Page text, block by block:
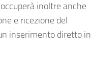
inoltre anche
e ricezione del
inserimento diretto in